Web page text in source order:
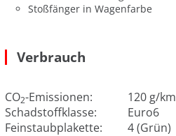
Stoßfänger in Wagenfarbe
Verbrauch
CO2-Emissionen:
120 g/km
Schadstoffklasse:
Euro6
Feinstaubplakette:
4 (Grün)